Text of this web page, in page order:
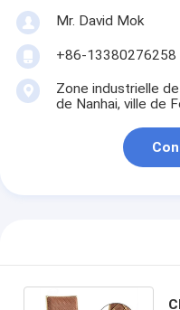
Mr. David Mok
+86-13380276258
Zone industrielle
de Nanhai, ville de